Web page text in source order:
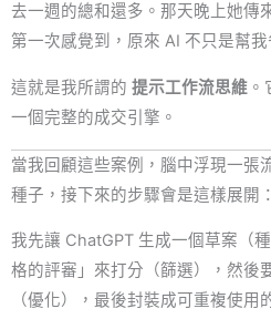
去一週的總和還多。那天晚上她傳
第一次感覺到，原來 AI 不只是幫
這就是我所謂的 提示工作流思維
一個完整的成交引擎。
當我回顧這些案例，腦中浮現一張
種子，接下來的步驟會是這樣展開：
我先讓 ChatGPT 生成一個草案（
格的評審」來打分（篩選），然後
（優化），最後封裝成可重複使